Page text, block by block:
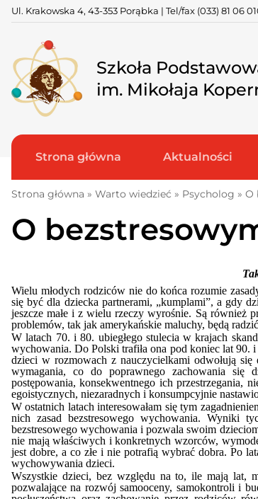
Skip
content
Ul. Krakowska 4, 43-353 Porąbka | Tel/fax (033) 81 06
Szkoła
im. Mikołaja
Strona główna Aktualności
Strona główna » Warto wiedzieć » Psycholog » O
O
Wielu młodych rodziców nie do końca rozumie
się być dla dziecka partnerami, „kumplami”, a gdy
jeszcze małe i z wielu rzeczy wyrośnie. Są również
problemów, tak jak amerykańskie maluchy, będą
W latach 70. i 80. ubiegłego stulecia w krajach
wychowania. Do Polski trafiła ona pod koniec lat 90.
dzieci w rozmowach z nauczycielkami odwołują się
wymagania, co do poprawnego zachowania się
postępowania, konsekwentnego ich przestrzegania,
egoistycznych, niezaradnych i konsumpcyjnie
W ostatnich latach interesowałam się tym
nich zasad bezstresowego wychowania. Wyniki
bezstresowego wychowania i pozwala swoim
nie mają właściwych i konkretnych wzorców,
jest dobre, a co złe i nie potrafią wybrać dobra. Po
wychowywania dzieci.
Wszystkie dzieci, bez względu na to, ile mają lat,
pozwalające na rozwój samooceny, samokontroli i